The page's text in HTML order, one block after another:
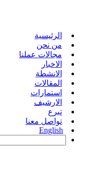
الرئيسية
من نحن
مجالات عملنا
الاخبار
الانشطة
المقالات
استمارات
الارشيف
تبرع
تواصل معنا
English